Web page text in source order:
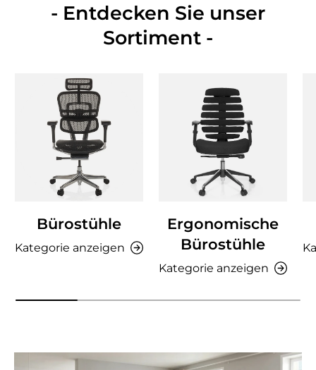
- Entdecken Sie unser
Sortiment -
Bürostühle
Kategorie anzeigen
Ergonomische
Bürostühle
Kategorie anzeigen